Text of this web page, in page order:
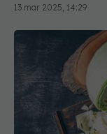
13 mar 2025, 14:29